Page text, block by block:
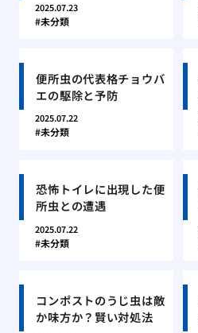
2025.07.23
未分類
便所虫の代表格チョウバ
エの駆除と予防
2025.07.22
未分類
恐怖トイレに出現した便
所虫との遭遇
2025.07.22
未分類
コンポストのうじ虫は敵
か味方か？賢い対処法